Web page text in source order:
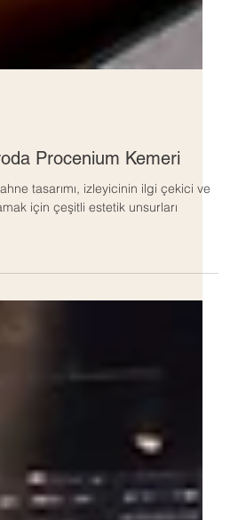
Procenium Kemeri
tasarımı, izleyicinin ilgi çekici ve
için çeşitli estetik unsurları